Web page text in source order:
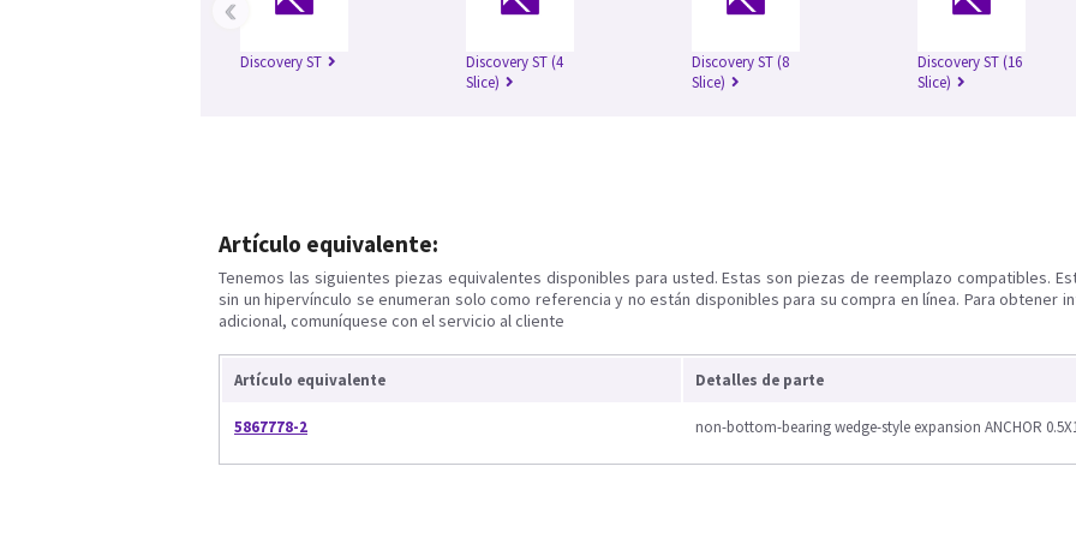
Discovery ST
Discovery ST (4
Slice)
Discovery ST (8
Slice)
Discovery ST (16
Slice)
‹
Artículo equivalente:
Tenemos las siguientes piezas equivalentes disponibles para usted. Estas son piezas de reemplazo compatibles.
sin un hipervínculo se enumeran solo como referencia y no están disponibles para su compra en línea. Para obtener
adicional, comuníquese con el servicio al cliente
Artículo equivalente Detalles de parte
5867778-2 non-bottom-bearing wedge-style expansion ANCHOR